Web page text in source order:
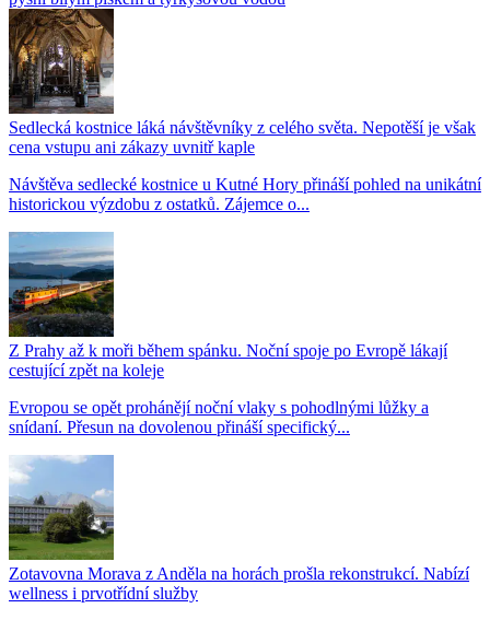
Sedlecká kostnice láká návštěvníky z celého světa. Nepotěší je však
cena vstupu ani zákazy uvnitř kaple
Návštěva sedlecké kostnice u Kutné Hory přináší pohled na unikátní
historickou výzdobu z ostatků. Zájemce o...
Z Prahy až k moři během spánku. Noční spoje po Evropě lákají
cestující zpět na koleje
Evropou se opět prohánějí noční vlaky s pohodlnými lůžky a
snídaní. Přesun na dovolenou přináší specifický...
Zotavovna Morava z Anděla na horách prošla rekonstrukcí. Nabízí
wellness i prvotřídní služby